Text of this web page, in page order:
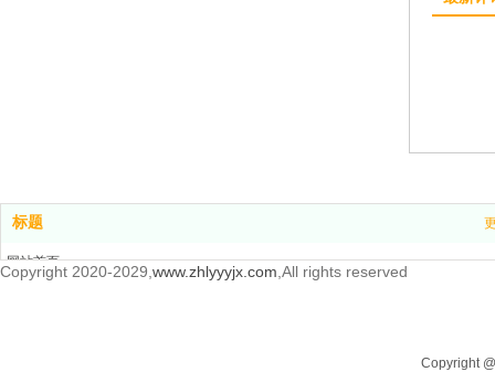
标题
网站首页
Copyright 2020-2029, www.zhlyyyjx.com ,All rights reserved
Copyright